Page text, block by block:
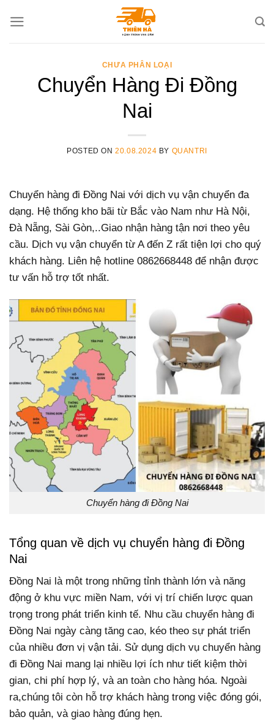
CHƯA PHÂN LOẠI
Chuyển Hàng Đi Đồng
Nai
POSTED ON20.08.2024 BY QUANTRI
Chuyển hàng đi Đồng Nai với dịch vụ vận chuyển đa
dạng. Hệ thống kho bãi từ Bắc vào Nam như Hà Nội,
Đà Nẵng, Sài Gòn,..Giao nhận hàng tận nơi theo yêu
cầu. Dịch vụ vận chuyển từ A đến Z rất tiện lợi cho quý
khách hàng. Liên hệ hotline 0862668448 để nhận được
tư vấn hỗ trợ tốt nhất.
Chuyển hàng đi Đồng Nai
Tổng quan về dịch vụ chuyển hàng đi Đồng
Nai
Đồng Nai là một trong những tỉnh thành lớn và năng
động ở khu vực miền Nam, với vị trí chiến lược quan
trọng trong phát triển kinh tế. Nhu cầu chuyển hàng đi
Đồng Nai ngày càng tăng cao, kéo theo sự phát triển
của nhiều đơn vị vận tải. Sử dụng dịch vụ chuyển hàng
đi Đồng Nai mang lại nhiều lợi ích như tiết kiệm thời
gian, chi phí hợp lý, và an toàn cho hàng hóa. Ngoài
ra,chúng tôi còn hỗ trợ khách hàng trong việc đóng gói,
bảo quản, và giao hàng đúng hẹn.